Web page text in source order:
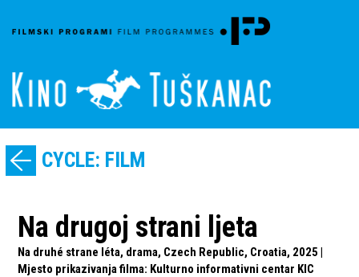
CYCLE: FILM
Na drugoj strani ljeta
Na druhé strane léta, drama, Czech Republic, Croatia, 2025 |
Mjesto prikazivanja filma: Kulturno informativni centar KIC